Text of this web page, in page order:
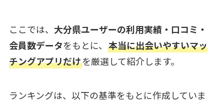
ここでは、 大分県ユーザーの利用実績・口コミ・
会員数データをもとに、 本当に出会いやすいマッ
チングアプリだけを厳選して紹介します。
ランキングは、以下の基準をもとに作成していま